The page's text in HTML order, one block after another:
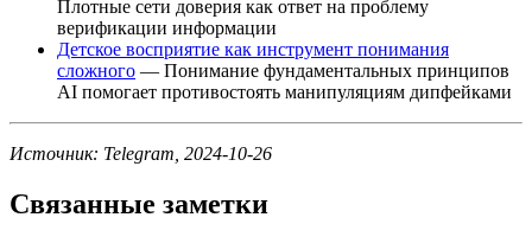
Плотные сети доверия как ответ на проблему
верификации информации
Детское восприятие как инструмент понимания
сложного — Понимание фундаментальных принципов
AI помогает противостоять манипуляциям дипфейками
Источник: Telegram, 2024-10-26
Связанные заметки